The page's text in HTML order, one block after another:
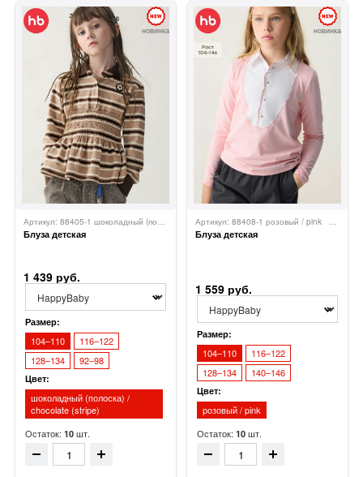
новинка
Блуза детская
Happy Baby
1 439 руб.
Размер:
104–110
116–122
128–134
92–98
Цвет:
шоколадный (полоска) /
chocolate (stripe)
Остаток: 10 шт.
новинка
Блуза детская
1 559 руб.
Размер:
104–110
116–122
128–134
140–146
Цвет:
розовый / pink
Остаток: 10 шт.